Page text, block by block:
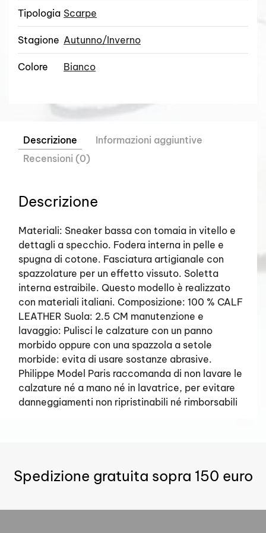
Tipologia Scarpe
Stagione Autunno/Inverno
Colore Bianco
Descrizione
Informazioni aggiuntive
Recensioni (0)
Descrizione
Materiali: Sneaker bassa con tomaia in vitello e
dettagli a specchio. Fodera interna in pelle e
spugna di cotone. Fasciatura artigianale con
spazzolature per un effetto vissuto. Soletta
interna estraibile. Questo modello è realizzato
con materiali italiani. Composizione: 100 % CALF
LEATHER Suola: 2.5 CM manutenzione e
lavaggio: Pulisci le calzature con un panno
morbido oppure con una spazzola a setole
morbide: evita di usare sostanze abrasive.
Philippe Model Paris raccomanda di non lavare le
calzature né a mano né in lavatrice, per evitare
danneggiamenti non ripristinabili né rimborsabili
Spedizione gratuita sopra 150 euro